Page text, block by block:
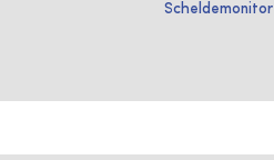
Scheldemonitor